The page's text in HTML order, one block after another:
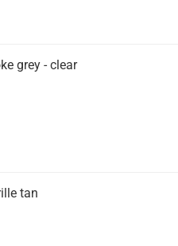
grey - clear
tan